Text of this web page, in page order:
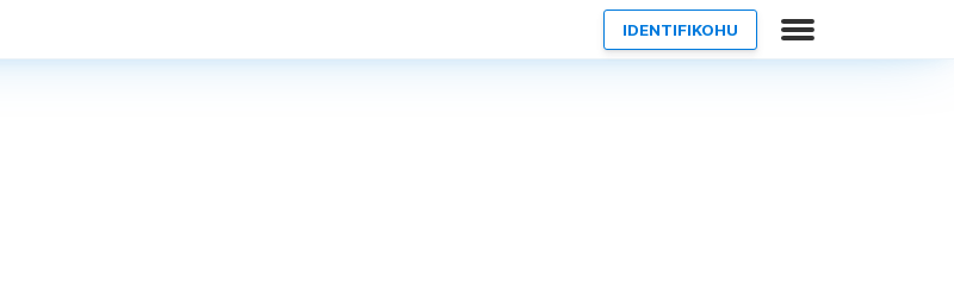
IDENTIFIKOHU